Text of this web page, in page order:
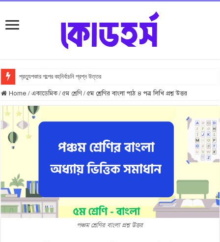
প্রত্যুপকার গল্পের বহুনির্বাচনি প্রশ্ন উত্তর
Top 10 Local Fashion Brands in Bangladesh : Specially for Ladies
Home / একাডেমিক/ ৫ম শ্রেণি / ৫ম শ্রেণির বাংলা পাঠ ৪ পত্র লিখি প্রশ্ন উত্তর
পঞ্চম শ্রেণির বাংলা প্রশ্ন উত্তর